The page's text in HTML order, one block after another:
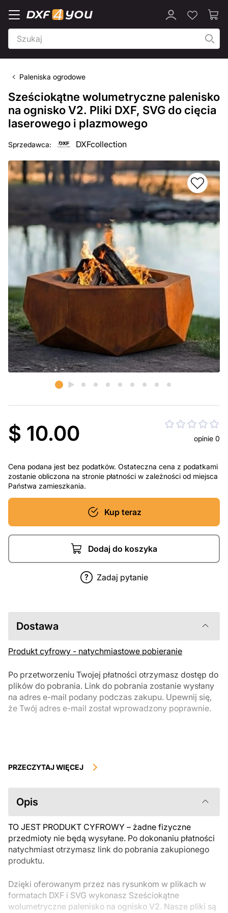
Paleniska ogrodowe
Sześciokątne wolumetryczne palenisko
na ognisko V2. Pliki DXF, SVG do cięcia
laserowego i plazmowego
Sprzedawca: DXFcollection
$ 10.00 opinie 0
Cena podana jest bez podatków. Ostateczna cena z podatkami
zostanie obliczona na stronie płatności w zależności od miejsca
Państwa zamieszkania.
Kup teraz
Dodaj do koszyka
Zadaj pytanie
Dostawa
Produkt cyfrowy - natychmiastowe pobieranie
Po przetworzeniu Twojej płatności otrzymasz dostęp do
plików do pobrania. Link do pobrania zostanie wysłany
na adres e-mail podany podczas zakupu. Upewnij się,
że Twój adres e-mail został wprowadzony poprawnie.
podlegają zwrotowi ani wymianie po ich pobraniu. Zalecamy
przed zakupem. Jeśli masz jakiekolwiek problemy z zamówieniem,
skontaktuj się bezpośrednio ze sprzedawcą.
PRZECZYTAJ WIĘCEJ
Opis
TO JEST PRODUKT CYFROWY – żadne fizyczne
przedmioty nie będą wysyłane. Po dokonaniu płatności
natychmiast otrzymasz link do pobrania zakupionego
produktu.
Dzięki oferowanym przez nas rysunkom w plikach w
formatach DXF i SVG wykonasz Sześciokątne
wolumetryczne palenisko na ognisko V2. Nasze pliki są